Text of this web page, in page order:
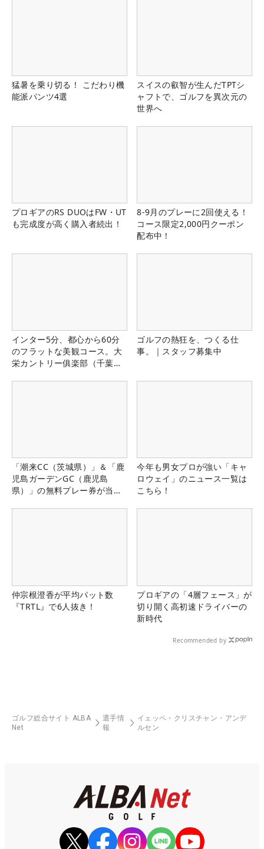
猛暑を乗り切る！ こだわり機
能派パンツ4選
スイスの叡智が生んだTPTシ
ャフトで、ゴルフを異次元の
世界へ
プロギアのRS DUOはFW・UT
も完成度が高く購入者続出！
8-9月のプレーに2回使える！
コース限定2,000円クーポン
配布中！
インター5分、都心から60分
のフラットな美観コース。大
栄カントリー俱楽部（千葉
ゴルフの熱狂を、つくる仕
事。｜スタッフ募集中
「潮来CC（茨城県）」＆「鹿
児島ガーデンGC（鹿児島
県）」の無料プレー券が当た
今年も男女プロが強い「キャ
ロウェイ」のニュース一覧は
こちら！
仲宗根澄香が平均パット数
『TRTL』で6人抜き！
プロギアの「4層フェース」が
切り開く高初速ドライバーの
新時代
Recommended by
ゴルフ総合サイト ALBA
Net
選手情
報
イェッペ・クリスチャン・アンデ
ルセン